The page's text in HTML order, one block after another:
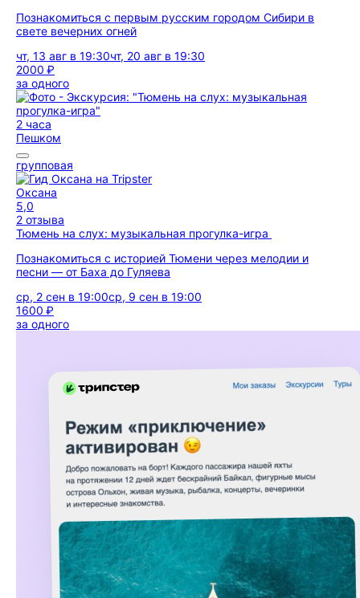
Познакомиться с первым русским городом Сибири в
свете вечерних огней
чт, 13 авг в 19:30чт, 20 авг в 19:30
2000 ₽
за одного
2 часа
Пешком
групповая
Оксана
5,0
2 отзыва
Тюмень на слух: музыкальная прогулка-игра
Познакомиться с историей Тюмени через мелодии и
песни — от Баха до Гуляева
ср, 2 сен в 19:00ср, 9 сен в 19:00
1600 ₽
за одного